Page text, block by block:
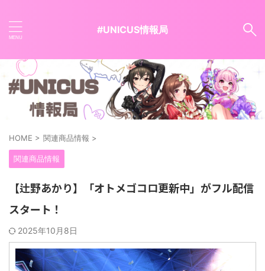
#UNICUS情報局
HOME > 関連商品情報 >
関連商品情報
【辻野あかり】「オトメゴコロ更新中」がフル配信
スタート！
2025年10月8日